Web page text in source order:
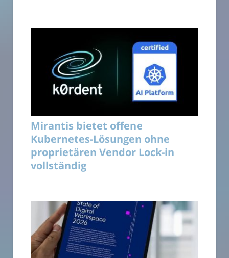
Mirantis bietet offene
Kubernetes-Lösungen ohne
proprietären Vendor Lock-in
vollständig